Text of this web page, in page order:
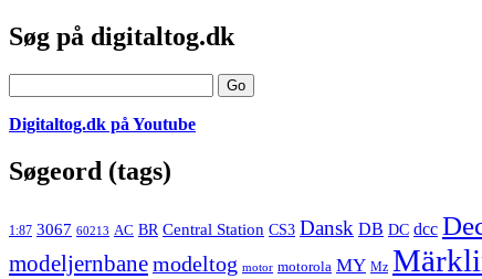
Sidebar
Søg på digitaltog.dk
Digitaltog.dk på Youtube
Søgeord (tags)
1:87 3067 60213 AC BR Central Station CS3 Dansk DB DC dcc
modeljernbanemodeltog motor motorola MY Mz